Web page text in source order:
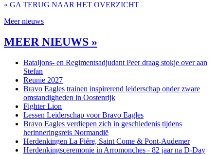
« GA TERUG NAAR HET OVERZICHT
Meer nieuws
MEER NIEUWS »
Bataljons- en Regimentsadjudant Peer draag stokje over aan
Stefan
Reunie 2027
Bravo Eagles trainen inspirerend leiderschap onder zware
omstandigheden in Oostenrijk
Fighter Lion
Lessen Leiderschap voor Bravo Eagles
Bravo Eagles verdiepen zich in geschiedenis tijdens
herinneringsreis Normandië
Herdenkingen La Fiére, Saint Come & Pont-Audemer
Herdenkingsceremonie in Arromonches - 82 jaar na D-Day